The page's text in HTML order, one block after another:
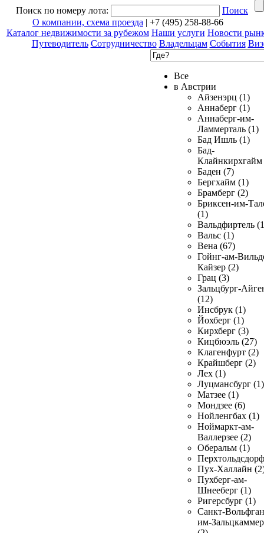
Поиск по номеру лота:
Поиск
О компании, схема проезда | +7 (495) 258-88-66
Каталог недвижимости за рубежом Наши услуги Новости
Путеводитель Сотрудничество Владельцам События
Все
в Австрии
Айзенэрц (1)
Аннаберг (1)
Аннаберг-им-
Ламмерталь (1)
Бад Ишль (1)
Бад-
Клайнкирхгайм
Баден (7)
Бергхайм (1)
Брамберг (2)
Бриксен-им-
(1)
Вальдфиртель
Вальс (1)
Вена (67)
Гойнг-ам-
Кайзер (2)
Грац (3)
Зальцбург-
(12)
Инсбрук (1)
Йохберг (1)
Кирхберг (3)
Кицбюэль (27)
Клагенфурт (2)
Крайшберг (2)
Лех (1)
Луцмансбург (1)
Матзее (1)
Мондзее (6)
Нойленгбах (1)
Ноймаркт-ам-
Валлерзее (2)
Оберальм (1)
Пух-Халлайн
Пухберг-ам-
Шнееберг (1)
Ригерсбург (1)
Санкт-
им-